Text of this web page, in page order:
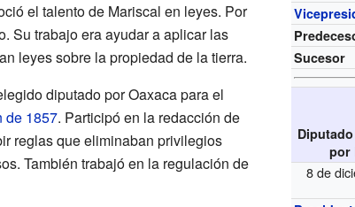
Sucesor
por
8 de
el talento de Mariscal en leyes. Por
Su trabajo era ayudar a aplicar las
leyes sobre la propiedad de la tierra.
diputado por Oaxaca para el
de 1857. Participó en la redacción de
reglas que eliminaban privilegios
También trabajó en la regulación de